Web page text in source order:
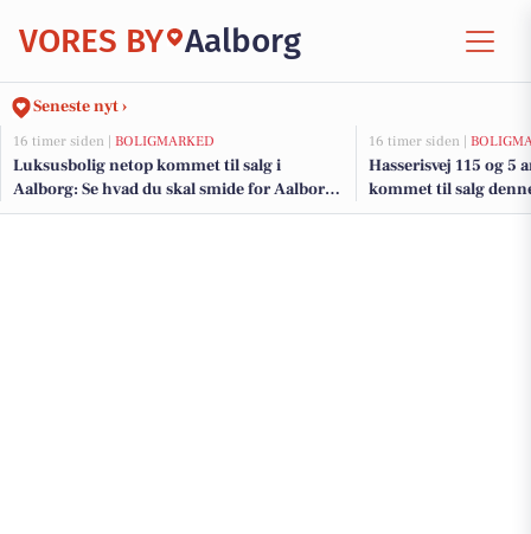
VORES BY Aalborg
Seneste nyt ›
16 timer siden | BOLIGMARKED
Luksusbolig netop kommet til salg i
Aalborg: Se hvad du skal smide for Aalborgs
dyreste adresser her
16 timer siden |
Hasserisvej 115 og 5
kommet til salg
boligerne her.